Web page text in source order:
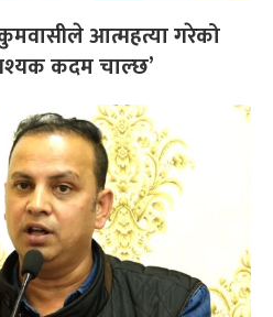
आत्महत्या गरेको
कदम चाल्छ’